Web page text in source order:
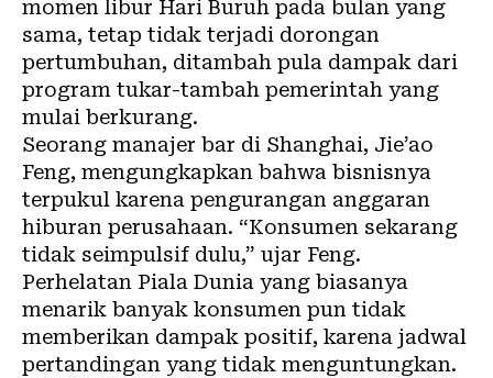
momen libur Hari Buruh pada bulan yang
sama, tetap tidak terjadi dorongan
pertumbuhan, ditambah pula dampak dari
program tukar-tambah pemerintah yang
mulai berkurang.
Seorang manajer bar di Shanghai, Jie’ao
Feng, mengungkapkan bahwa bisnisnya
terpukul karena pengurangan anggaran
hiburan perusahaan. “Konsumen sekarang
tidak seimpulsif dulu,” ujar Feng.
Perhelatan Piala Dunia yang biasanya
menarik banyak konsumen pun tidak
memberikan dampak positif, karena jadwal
pertandingan yang tidak menguntungkan.